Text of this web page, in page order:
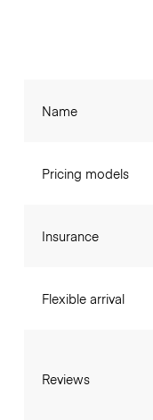
Name
Pricing models
Insurance
Flexible arrival
Reviews